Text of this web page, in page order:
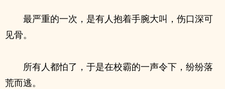
最严重的一次，是有人抱着手腕大叫，伤口深可
见骨。
所有人都怕了，于是在校霸的一声令下，纷纷落
荒而逃。